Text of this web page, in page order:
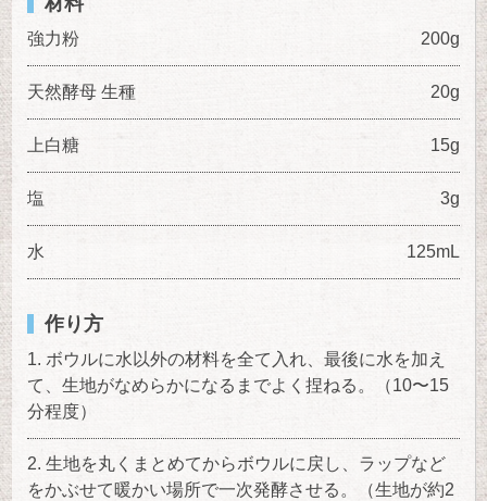
強力粉 200g
天然酵母 生種 20g
上白糖 15g
塩 3g
水 125mL
作り方
ボウルに水以外の材料を全て入れ、最後に水を加え
て、生地がなめらかになるまでよく捏ねる。（10〜15
分程度）
生地を丸くまとめてからボウルに戻し、ラップなど
をかぶせて暖かい場所で一次発酵させる。（生地が約2